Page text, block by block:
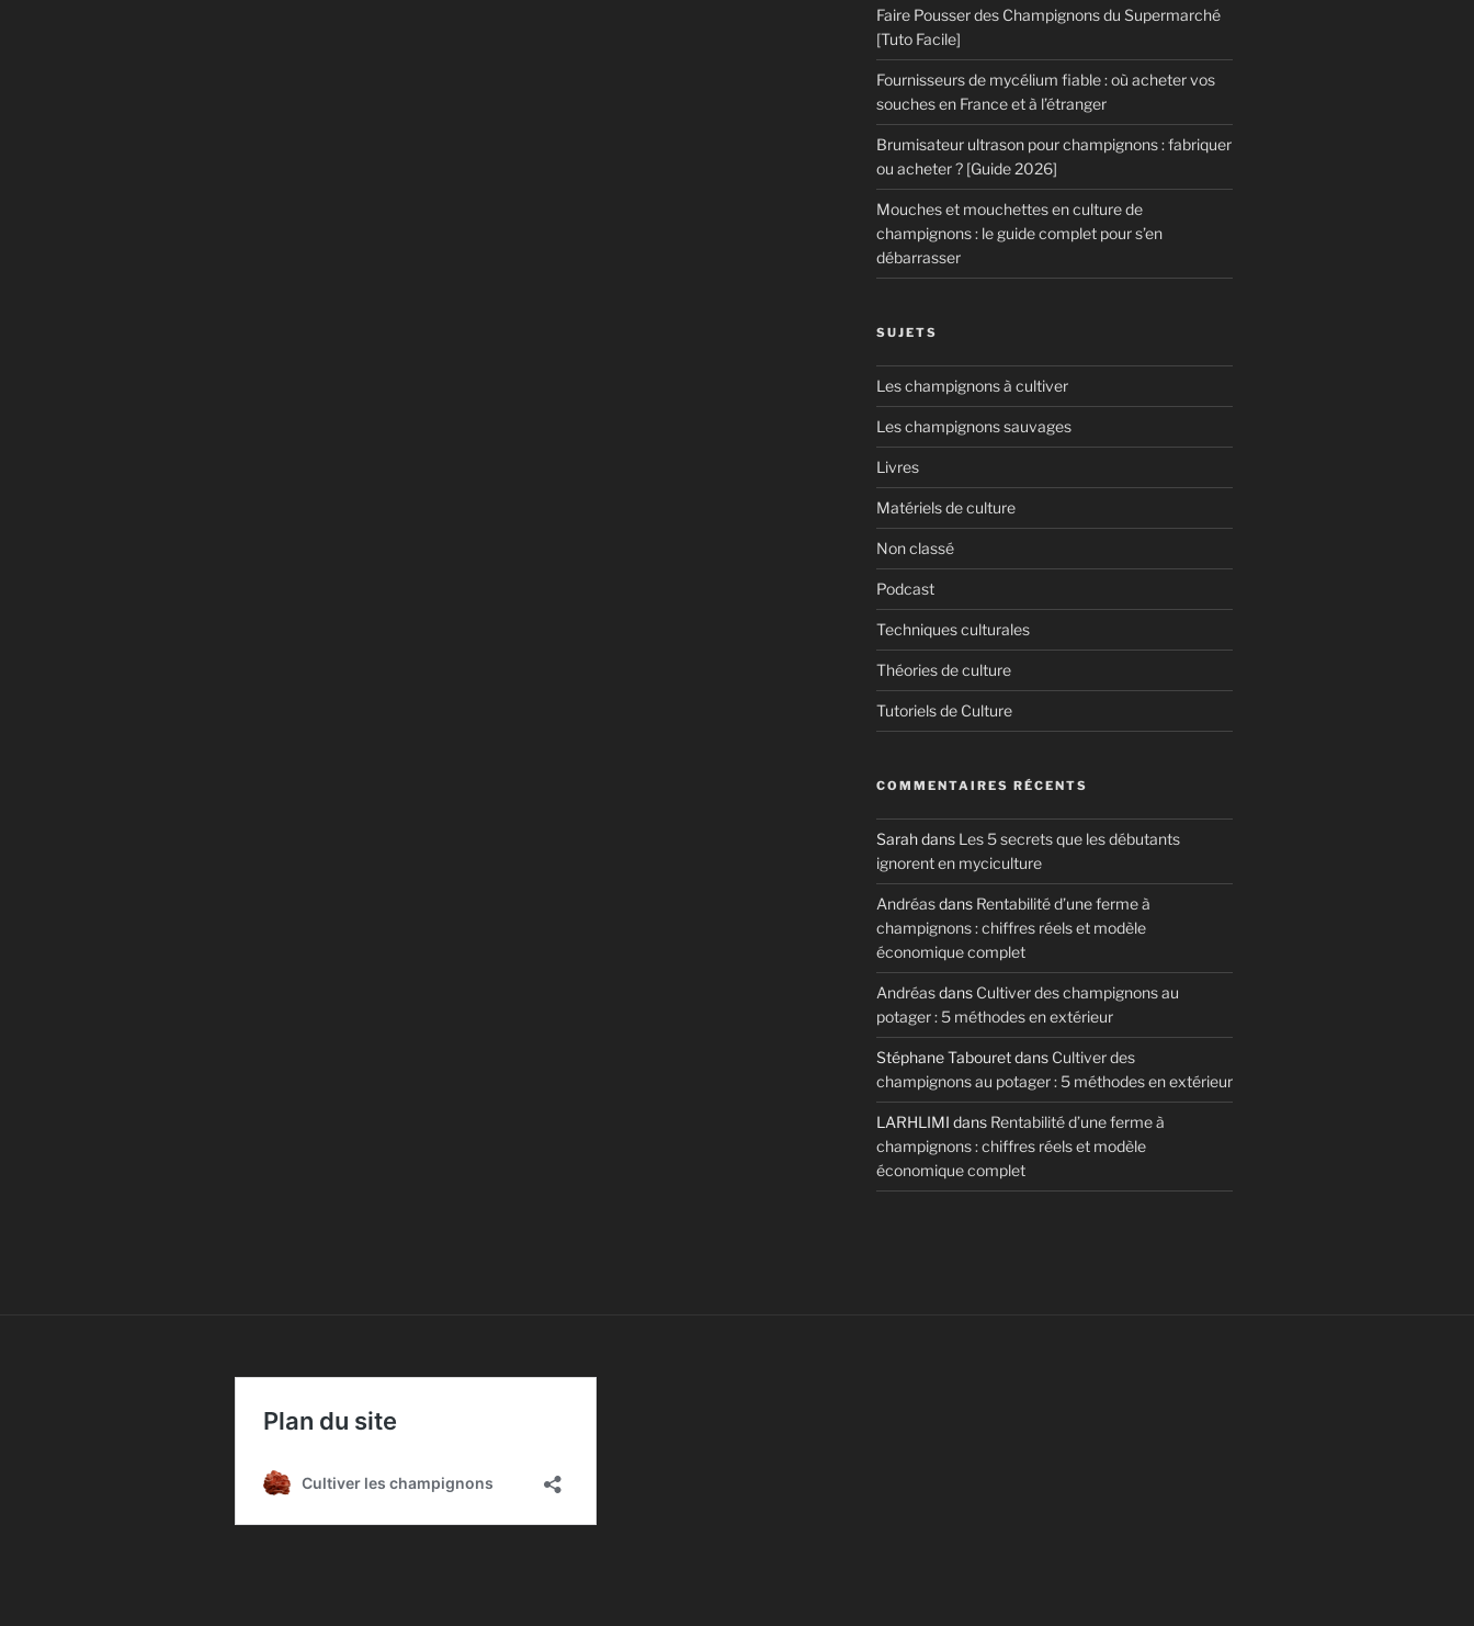
Faire Pousser des Champignons du Supermarché
[Tuto Facile]
Fournisseurs de mycélium fiable : où acheter vos
souches en France et à l’étranger
Brumisateur ultrason pour champignons : fabriquer
ou acheter ? [Guide 2026]
Mouches et mouchettes en culture de
champignons : le guide complet pour s’en
débarrasser
SUJETS
Les champignons à cultiver
Les champignons sauvages
Livres
Matériels de culture
Non classé
Podcast
Techniques culturales
Théories de culture
Tutoriels de Culture
COMMENTAIRES RÉCENTS
Sarahdans Les 5 secrets que les débutants
ignorent en myciculture
Andréasdans Rentabilité d’une ferme à
champignons : chiffres réels et modèle
économique complet
Andréasdans Cultiver des champignons au
potager : 5 méthodes en extérieur
Stéphane Tabouretdans Cultiver des
champignons au potager : 5 méthodes en extérieur
LARHLIMI dans Rentabilité d’une ferme à
champignons : chiffres réels et modèle
économique complet